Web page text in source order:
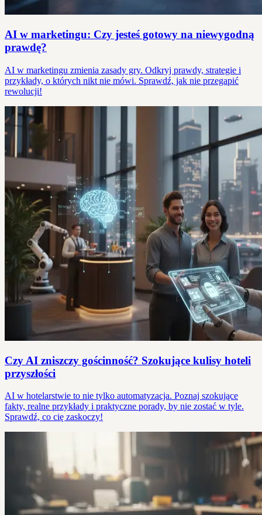
AI w marketingu: Czy jesteś gotowy na niewygodną
prawdę?
AI w marketingu zmienia zasady gry. Odkryj prawdy, strategie i
przykłady, o których nikt nie mówi. Sprawdź, jak nie przegapić
rewolucji!
Czy AI zniszczy gościnność? Szokujące kulisy hoteli
przyszłości
AI w hotelarstwie to nie tylko automatyzacja. Poznaj szokujące
fakty, realne przykłady i praktyczne porady, by nie zostać w tyle.
Sprawdź, co cię zaskoczy!